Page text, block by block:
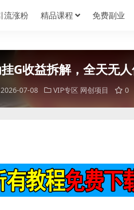
流涨粉 精品课程 免费副业
G收益拆解，全天无
2026-07-08 VIP专区 网创项目 0